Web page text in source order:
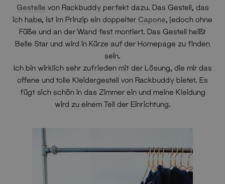
Gestelle von Rackbuddy perfekt dazu. Das Gestell, das
ich habe, ist im Prinzip ein doppelter Capone, jedoch ohne
Füße und an der Wand fest montiert. Das Gestell heißt
Belle Star und wird in Kürze auf der Homepage zu finden
sein.
Ich bin wirklich sehr zufrieden mit der Lösung, die mir das
offene und tolle Kleidergestell von Rackbuddy bietet. Es
fügt sich schön in das Zimmer ein und meine Kleidung
wird zu einem Teil der Einrichtung.